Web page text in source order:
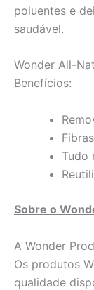
poluentes e
saudável.
Wonder All-
Benefícios:
Tudo
Sobre o
A Wonder
Os produtos
qualidade